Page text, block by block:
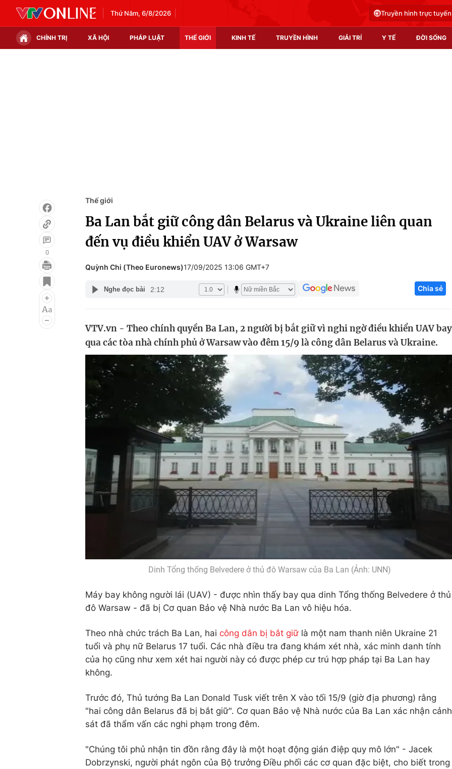
Thứ Năm, 6/8/2026 Truyền hình trực tuyến
CHÍNH TRỊ XÃ HỘI PHÁP LUẬT THẾ GIỚI KINH TẾ TRUYỀN HÌNH GIẢI TRÍ Y TẾ ĐỜI SỐNG
Infographic
Điện ảnh
Âm nhạc
Du lịch
Chất lượng cuộc sống
Tuyển sinh
Hitech Công
Thị trường
Tư vấn
0
Thế giới
Ba Lan bắt giữ công dân Belarus và Ukraine liên quan
đến vụ điều khiển UAV ở Warsaw
Quỳnh Chi (Theo Euronews)17/09/2025 13:06 GMT+7
Nghe đọc bài 2:12 Chia sẻ
VTV.vn - Theo chính quyền Ba Lan, 2 người bị bắt giữ vì nghi ngờ điều khiển UAV bay
qua các tòa nhà chính phủ ở Warsaw vào đêm 15/9 là công dân Belarus và Ukraine.
Dinh Tổng thống Belvedere ở thủ đô Warsaw của Ba Lan (Ảnh: UNN)
Máy bay không người lái (UAV) - được nhìn thấy bay qua dinh Tổng thống Belvedere ở thủ
đô Warsaw - đã bị Cơ quan Bảo vệ Nhà nước Ba Lan vô hiệu hóa.
Theo nhà chức trách Ba Lan, hai công dân bị bắt giữ là một nam thanh niên Ukraine 21
tuổi và phụ nữ Belarus 17 tuổi. Các nhà điều tra đang khám xét nhà, xác minh danh tính
của họ cũng như xem xét hai người này có được phép cư trú hợp pháp tại Ba Lan hay
không.
Trước đó, Thủ tướng Ba Lan Donald Tusk viết trên X vào tối 15/9 (giờ địa phương) rằng
"hai công dân Belarus đã bị bắt giữ". Cơ quan Bảo vệ Nhà nước của Ba Lan xác nhận cảnh
sát đã thẩm vấn các nghi phạm trong đêm.
"Chúng tôi phủ nhận tin đồn rằng đây là một hoạt động gián điệp quy mô lớn" - Jacek
Dobrzynski, người phát ngôn của Bộ trưởng Điều phối các cơ quan đặc biệt, cho biết trong